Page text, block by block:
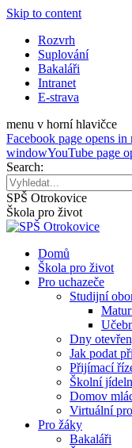
Skip to content
Rozvrh
Suplování
Bakaláři
Intranet
E-strava
menu v horní hlavičce
Facebook page opens
windowYouTube page
Search:
SPŠ Otrokovice
Škola pro život
Domů
Škola pro život
Pro uchazeče
Studijní
Dny
Jak podat
Přijímací
Školní
Domov
Virtuální
Pro žáky
Bakaláři